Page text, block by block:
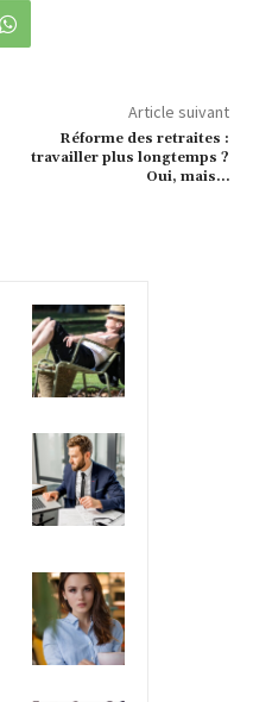
Article suivant
Réforme des retraites :
travailler plus longtemps ?
Oui, mais…